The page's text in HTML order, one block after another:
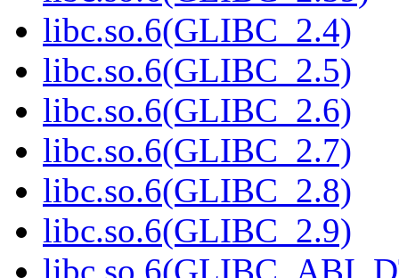
libc.so.6(GLIBC_2.4)
libc.so.6(GLIBC_2.5)
libc.so.6(GLIBC_2.6)
libc.so.6(GLIBC_2.7)
libc.so.6(GLIBC_2.8)
libc.so.6(GLIBC_2.9)